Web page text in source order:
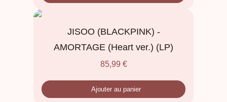
JISOO (BLACKPINK) -
AMORTAGE (Heart ver.) (LP)
85,99 €
Ajouter au panier